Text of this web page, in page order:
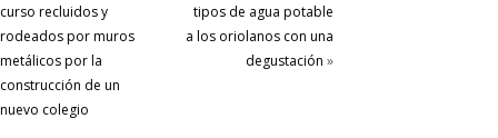
curso recluidos y
rodeados por muros
metálicos por la
construcción de un
nuevo colegio
tipos de agua potable
a los oriolanos con una
degustación »